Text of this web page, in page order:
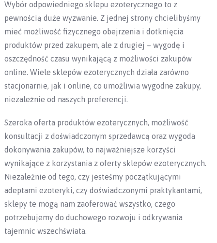
Wybór odpowiedniego sklepu ezoterycznego to z
pewnością duże wyzwanie. Z jednej strony chcielibyśmy
mieć możliwość fizycznego obejrzenia i dotknięcia
produktów przed zakupem, ale z drugiej – wygodę i
oszczędność czasu wynikającą z możliwości zakupów
online. Wiele sklepów ezoterycznych działa zarówno
stacjonarnie, jak i online, co umożliwia wygodne zakupy,
niezależnie od naszych preferencji.
Szeroka oferta produktów ezoterycznych, możliwość
konsultacji z doświadczonym sprzedawcą oraz wygoda
dokonywania zakupów, to najważniejsze korzyści
wynikające z korzystania z oferty sklepów ezoterycznych.
Niezależnie od tego, czy jesteśmy początkującymi
adeptami ezoteryki, czy doświadczonymi praktykantami,
sklepy te mogą nam zaoferować wszystko, czego
potrzebujemy do duchowego rozwoju i odkrywania
tajemnic wszechświata.